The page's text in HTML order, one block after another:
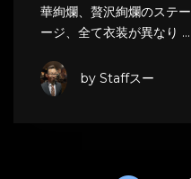
華絢爛、贅沢絢爛のステ
ージ、全て衣装が異なり …
by Staffスー